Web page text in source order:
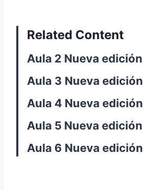
Related Content
Aula 2 Nueva edición
Aula 3 Nueva edición
Aula 4 Nueva edición
Aula 5 Nueva edición
Aula 6 Nueva edición